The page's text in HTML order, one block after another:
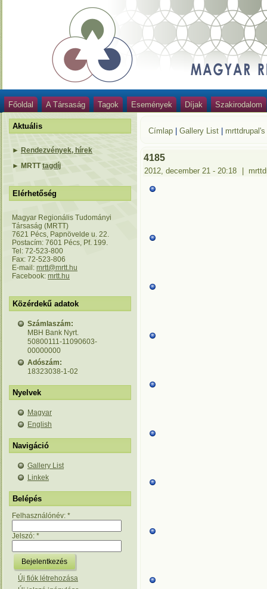
Főoldal A Társaság Tagok Események Díjak Szakirodalom
Aktuális
► Rendezvények, hírek
► MRTTtagdíj
Elérhetőség
Magyar Regionális Tudományi
Társaság (MRTT)
7621 Pécs, Papnövelde u. 22.
Postacím: 7601 Pécs, Pf. 199.
Tel: 72-523-800
Fax: 72-523-806
E-mail: mrtt@mrtt.hu
Facebook: mrtt.hu
Közérdekű adatok
Számlaszám:
MBH Bank Nyrt.
50800111-11090603-
00000000
Adószám:
18323038-1-02
Nyelvek
Magyar
English
Navigáció
Gallery List
Linkek
Belépés
Felhasználónév: *
Jelszó: *
Új fiók létrehozása
Címlap |Gallery List
4185
2012, december 21 - 20:18